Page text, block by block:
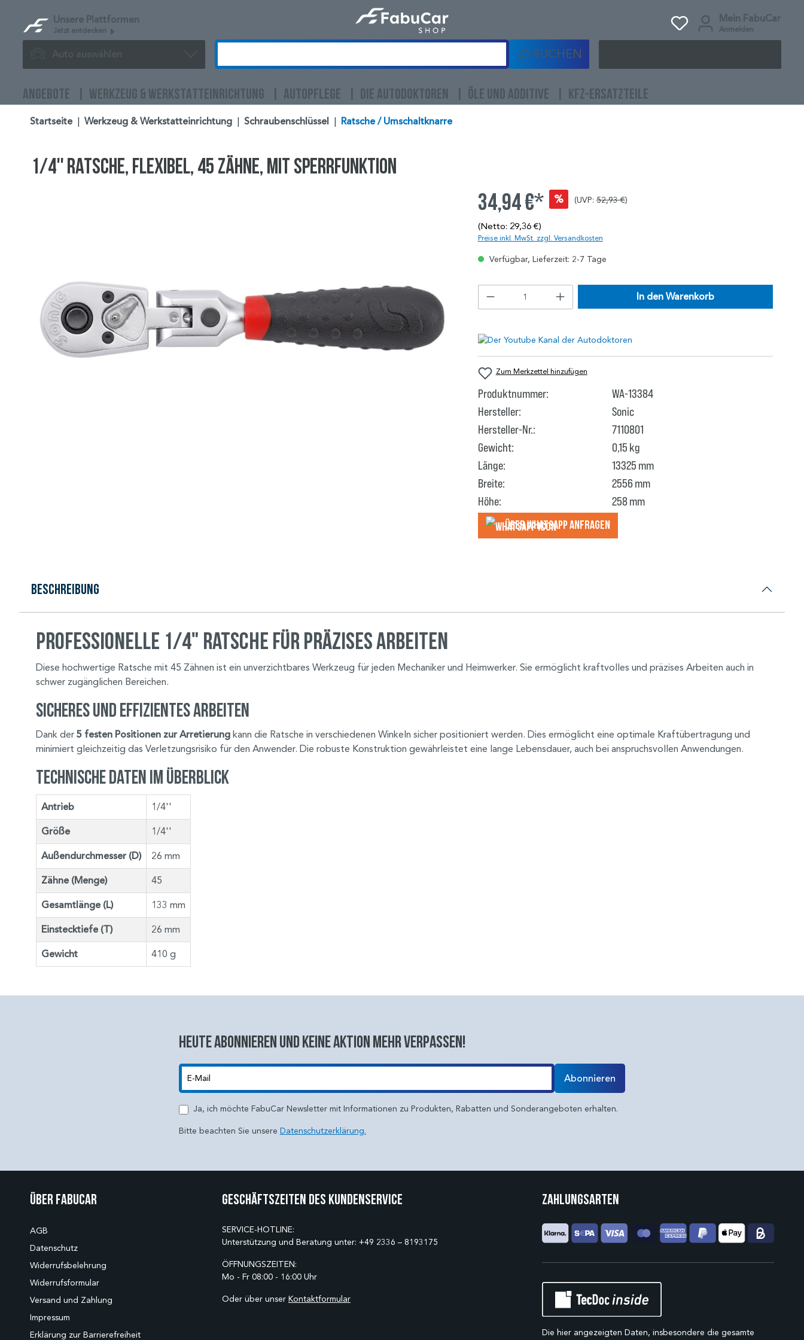
Unsere Plattformen
Jetzt entdecken
Mein FabuCar
Anmelden
Auto auswählen SUCHEN
ANGEBOTE WERKZEUG & WERKSTATTEINRICHTUNG AUTOPFLEGE DIE AUTODOKTOREN ÖLE UND ADDITIVE KFZ-ERSATZTEILE
Startseite Werkzeug & Werkstatteinrichtung Schraubenschlüssel Ratsche / Umschaltknarre
1/4'' Ratsche, flexibel, 45 Zähne, mit Sperrfunktion
34,94 €* % (UVP:52,93 €)
(Netto: 29,36 €)
Preise inkl. MwSt. zzgl. Versandkosten
Verfügbar, Lieferzeit: 2-7 Tage
In den Warenkorb
Zum Merkzettel hinzufügen
Produktnummer:
WA-13384
Hersteller:
Sonic
Hersteller-Nr.:
7110801
Gewicht:
0,15 kg
Länge:
13325 mm
Breite:
2556 mm
Höhe:
258 mm
Über WhatsApp anfragеn
Beschreibung
Professionelle 1/4" Ratsche für präzises Arbeiten
Diese hochwertige Ratsche mit 45 Zähnen ist ein unverzichtbares Werkzeug für jeden Mechaniker und Heimwerker. Sie ermöglicht kraftvolles und präzises Arbeiten auch in
schwer zugänglichen Bereichen.
Sicheres und effizientes Arbeiten
Dank der 5 festen Positionen zur Arretierung kann die Ratsche in verschiedenen Winkeln sicher positioniert werden. Dies ermöglicht eine optimale Kraftübertragung und
minimiert gleichzeitig das Verletzungsrisiko für den Anwender. Die robuste Konstruktion gewährleistet eine lange Lebensdauer, auch bei anspruchsvollen Anwendungen.
Technische Daten im Überblick
Antrieb 1/4''
Größe 1/4''
Außendurchmesser (D) 26 mm
Zähne (Menge) 45
Gesamtlänge (L) 133 mm
Einstecktiefe (T) 26 mm
Gewicht 410 g
Heute abonnieren und keine aktion mehr verpassen!
Abonnieren
Ja, ich möchte FabuCar Newsletter mit Informationen zu Produkten, Rabatten und Sonderangeboten erhalten.
Bitte beachten Sie unsere Datenschutzerklärung.
Über Fabucar
AGB
Datenschutz
Widerrufsbelehrung
Widerrufsformular
Versand und Zahlung
Impressum
Erklärung zur Barrierefreiheit
Geschäftszeiten des Kundenservice
SERVICE-HOTLINE:
Unterstützung und Beratung unter: +49 2336 – 8193175
ÖFFNUNGSZEITEN:
Mo - Fr 08:00 - 16:00 Uhr
Oder über unser Kontaktformular
Zahlungsarten
Die hier angezeigten Daten, insbesondere die gesamte